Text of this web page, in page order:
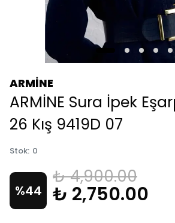
ARMİNE
ARMİNE Sura İpek
26 Kış 9419D 07
Stok: 0
%44
₺ 4,900.00
₺ 2,750.00